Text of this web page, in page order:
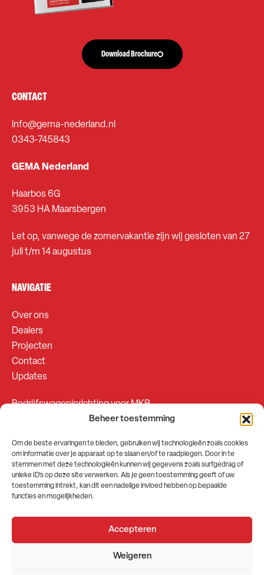
Beheer toestemming
Om de beste ervaringen te bieden, gebruiken wij technologieën zoals cookies
om informatie over je apparaat op te slaan en/of te raadplegen. Door in te
stemmen met deze technologieën kunnen wij gegevens zoals surfgedrag of
unieke ID's op deze site verwerken. Als je geen toestemming geeft of uw
toestemming intrekt, kan dit een nadelige invloed hebben op bepaalde
functies en mogelijkheden.
Accepteren
Weigeren
Download Brochure
CONTACT
info@gema-nederland.nl
0343-745843
GEMA Nederland
Haarbos 6G
3953 HA Maarsbergen
Let op, vanwege de zomervakantie zijn wij gesloten van 27
juli t/m 14 augustus
NAVIGATIE
Over ons
Dealers
Projecten
Contact
Updates
Bedrijfswageninrichting voor MKB
Bedrijfswageninrichting voor Fleetsales
SOCIALS